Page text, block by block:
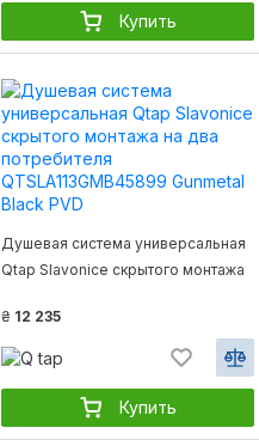
Купить
Душевая система универсальная
Qtap Slavonice скрытого монтажа
QTSLA113GMB45899 Gunmetal
Black PVD
₴ 12 235
Купить